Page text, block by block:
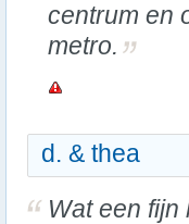
centrum en
metro.
d. & thea
Wat een